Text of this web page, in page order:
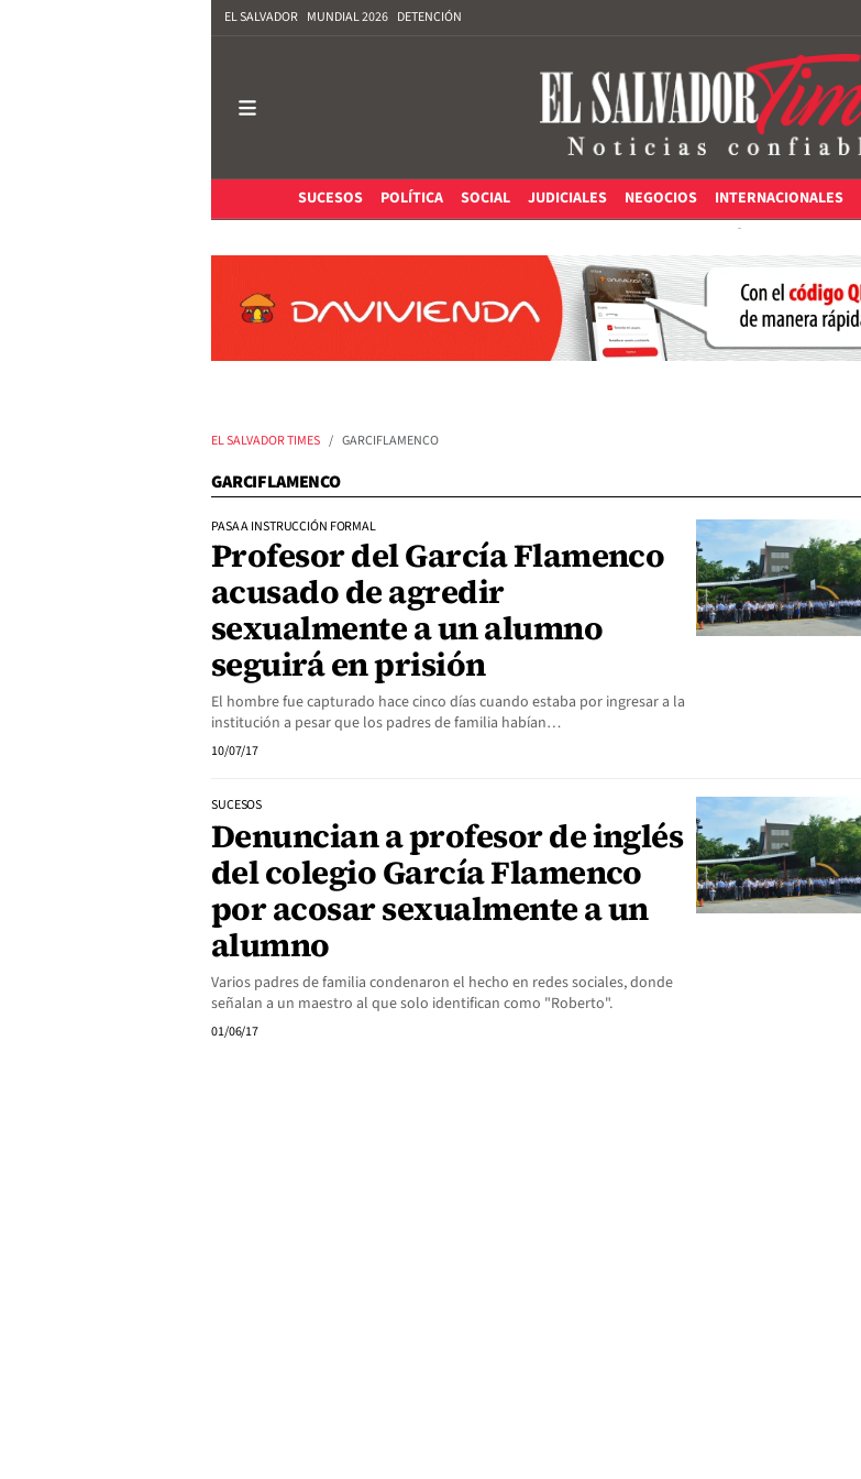
EL SALVADOR MUNDIAL 2026 DETENCIÓN
SUCESOS
POLÍTICA SOCIAL JUDICIALES NEGOCIOS INTERNACIONALES
EL SALVADOR TIMES GARCIFLAMENCO
GARCIFLAMENCO
PASA A INSTRUCCIÓN FORMAL
Profesor del García Flamenco
acusado de agredir
sexualmente a un alumno
seguirá en prisión
El hombre fue capturado hace cinco días cuando estaba por ingresar a la
institución a pesar que los padres de familia habían…
10/07/17
SUCESOS
Denuncian a profesor de inglés
del colegio García Flamenco
por acosar sexualmente a un
alumno
Varios padres de familia condenaron el hecho en redes sociales, donde
señalan a un maestro al que solo identifican como "Roberto".
01/06/17